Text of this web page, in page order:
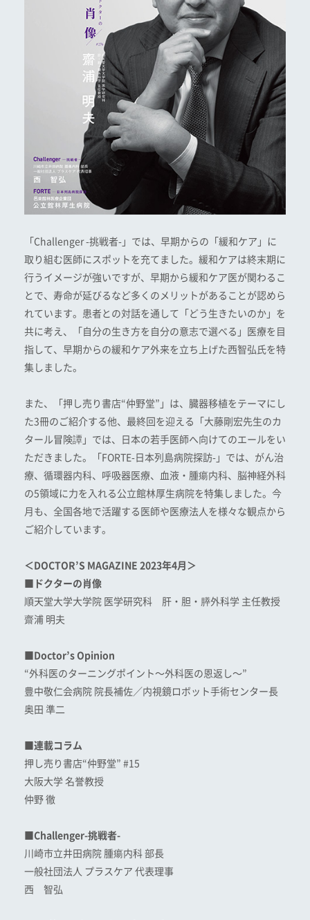
「Challenger -挑戦者-」では、早期からの「緩和ケア」に
取り組む医師にスポットを充てました。緩和ケアは終末期に
行うイメージが強いですが、早期から緩和ケア医が関わるこ
とで、寿命が延びるなど多くのメリットがあることが認めら
れています。患者との対話を通して「どう生きたいのか」を
共に考え、「自分の生き方を自分の意志で選べる」医療を目
指して、早期からの緩和ケア外来を立ち上げた西智弘氏を特
集しました。
また、「押し売り書店“仲野堂”」は、臓器移植をテーマにし
た3冊のご紹介する他、最終回を迎える「大藤剛宏先生のカ
タール冒険譚」では、日本の若手医師へ向けてのエールをい
ただきました。「FORTE-日本列島病院探訪-」では、がん治
療、循環器内科、呼吸器医療、血液・腫瘍内科、脳神経外科
の5領域に力を入れる公立館林厚生病院を特集しました。今
月も、全国各地で活躍する医師や医療法人を様々な観点から
ご紹介しています。
＜DOCTOR’S MAGAZINE 2023年4月＞
■ドクターの肖像
順天堂大学大学院 医学研究科 肝・胆・膵外科学 主任教授
齋浦 明夫
■Doctor’s Opinion
“外科医のターニングポイント〜外科医の恩返し〜”
豊中敬仁会病院 院長補佐／内視鏡ロボット手術センター長
奥田 準二
■連載コラム
押し売り書店“仲野堂” #15
大阪大学 名誉教授
仲野 徹
■Challenger-挑戦者-
川崎市立井田病院 腫瘍内科 部長
一般社団法人 プラスケア 代表理事
西 智弘